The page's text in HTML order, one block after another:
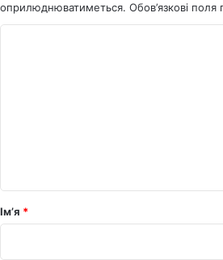
оприлюднюватиметься. Обов’язкові поля
р
Ім’я *